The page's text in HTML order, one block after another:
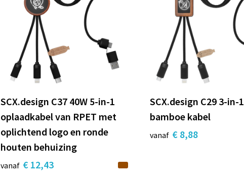
SCX.design C37 40W 5-in-1
oplaadkabel van RPET met
oplichtend logo en ronde
houten behuizing
vanaf € 12,43
SCX.design C29 3-in-1
bamboe kabel
vanaf € 8,88